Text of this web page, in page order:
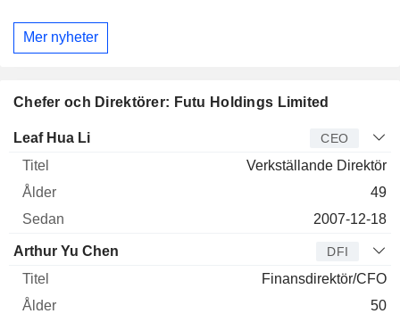
Mer nyheter
Chefer och Direktörer: Futu Holdings Limited
Verkställande
Leaf Hua Li CEO
Verkställande Direktör
49
2007-12-18
Arthur Yu Chen DFI
Finansdirektör/CFO
50